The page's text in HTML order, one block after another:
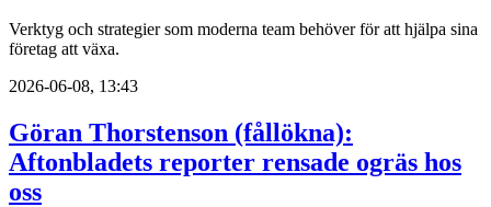
Verktyg och strategier som moderna team behöver för att hjälpa sina
företag att växa.
2026-06-08, 13:43
Göran Thorstenson (fållökna):
Aftonbladets reporter rensade ogräs hos
oss